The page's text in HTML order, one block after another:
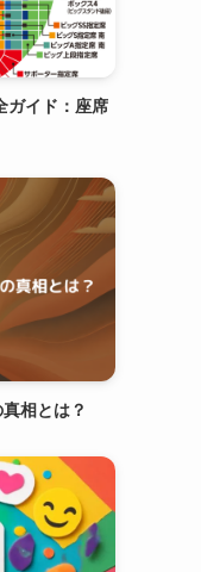
ガイド：座席
相とは？